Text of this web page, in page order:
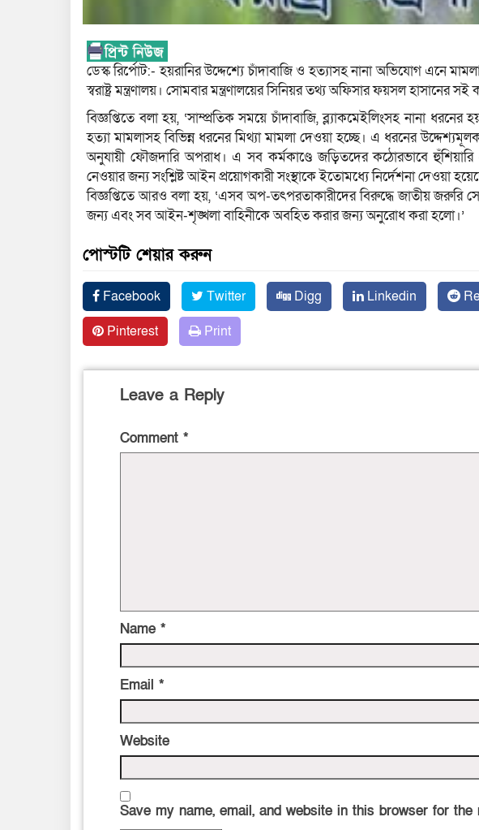
ডেস্ক রির্পোট:- হয়রানির উদ্দেশ্যে চাঁদাবাজি ও হত্যাসহ নানা অভিযোগ এনে
স্বরাষ্ট্র মন্ত্রণালয়। সোমবার মন্ত্রণালয়ের সিনিয়র তথ্য অফিসার ফয়সল হাসানের
বিজ্ঞপ্তিতে বলা হয়, ‘সাম্প্রতিক সময়ে চাঁদাবাজি, ব্ল‍্যাকমেইলিংসহ নানা ধরনের
হত্যা মামলাসহ বিভিন্ন ধরনের মিথ্যা মামলা দেওয়া হচ্ছে। এ ধরনের
অনুযায়ী ফৌজদারি অপরাধ। এ সব কর্মকাণ্ডে জড়িতদের কঠোরভাবে হুঁশিয়ারি
নেওয়ার জন্য সংশ্লিষ্ট আইন প্রয়োগকারী সংস্থাকে ইতোমধ্যে নির্দেশনা দেওয়া
বিজ্ঞপ্তিতে আরও বলা হয়, ‘এসব অপ-তৎপরতাকারীদের বিরুদ্ধে জাতীয় জরুরি
জন্য এবং সব আইন-শৃঙ্খলা বাহিনীকে অবহিত করার জন্য অনুরোধ করা হলো।’
পোস্টটি শেয়ার করুন
Facebook Twitter Digg Linkedin
Pinterest
Print
Leave a Reply
Comment *
Name *
Email *
Website
Save my name, email, and website in this browser for